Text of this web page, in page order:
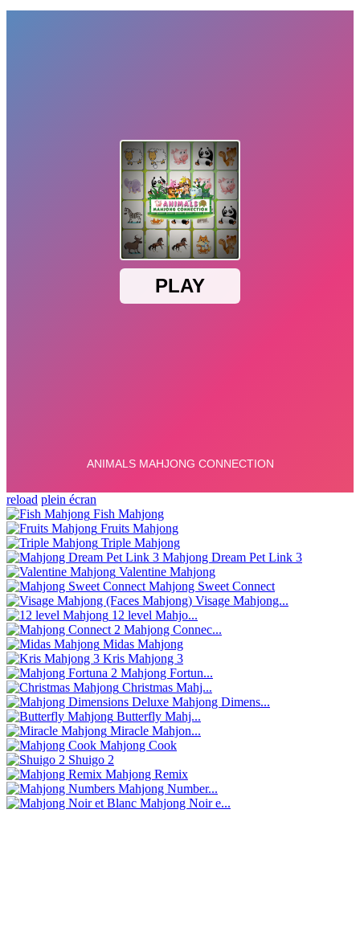
reload plein écran
Fish Mahjong
Fruits Mahjong
Triple Mahjong
Mahjong Dream Pet Link 3
Valentine Mahjong
Mahjong Sweet Connect
Visage Mahjong...
12 level Mahjo...
Mahjong Connec...
Midas Mahjong
Kris Mahjong 3
Mahjong Fortun...
Christmas Mahj...
Mahjong Dimens...
Butterfly Mahj...
Miracle Mahjon...
Mahjong Cook
Shuigo 2
Mahjong Remix
Mahjong Number...
Mahjong Noir e...